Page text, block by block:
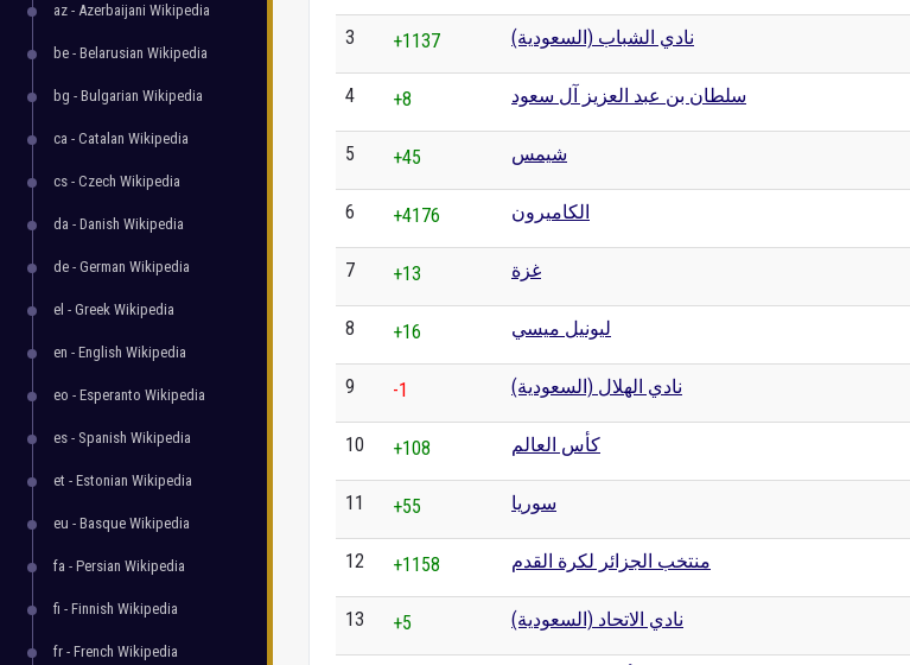
az - Azerbaijani Wikipedia
be - Belarusian Wikipedia
bg - Bulgarian Wikipedia
ca - Catalan Wikipedia
cs - Czech Wikipedia
da - Danish Wikipedia
de - German Wikipedia
el - Greek Wikipedia
en - English Wikipedia
eo - Esperanto Wikipedia
es - Spanish Wikipedia
et - Estonian Wikipedia
eu - Basque Wikipedia
fa - Persian Wikipedia
fi - Finnish Wikipedia
fr - French Wikipedia
3 +1137 نادي الشباب (السعودية)
4 +8 سلطان بن عبد العزيز آل سعود
5 +45 شيمس
6 +4176 الكاميرون
7 +13 غزة
8 +16 ليونيل ميسي
9 -1 نادي الهلال (السعودية)
10 +108 كأس العالم
11 +55 سوريا
12 +1158 منتخب الجزائر لكرة القدم
13 +5 نادي الاتحاد (السعودية)